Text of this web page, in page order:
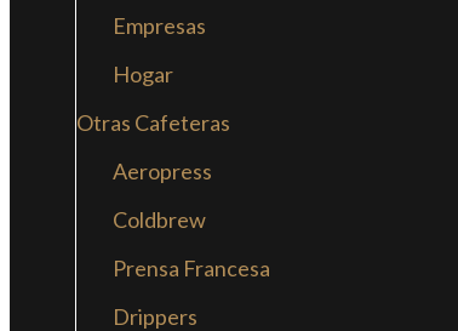
Empresas
Hogar
Otras Cafeteras
Aeropress
Coldbrew
Prensa Francesa
Drippers